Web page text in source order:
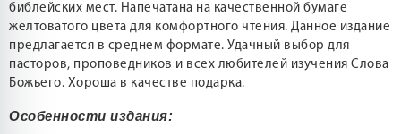
библейских мест. Напечатана на качественной бумаге
желтоватого цвета для комфортного чтения. Данное издание
предлагается в среднем формате. Удачный выбор для
пасторов, проповедников и всех любителей изучения Слова
Божьего. Хороша в качестве подарка.
Особенности издания: